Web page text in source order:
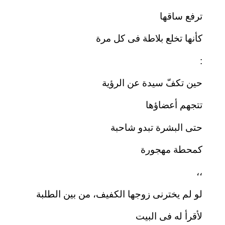
ترفع ساقها
كأنها تخلع بلاطة فى كل مرة
:
حين تكفّ سيدة عن الرؤية
تتجهم أعضاؤها
حتى البشرة تبدو شاحبة
كمحطة مهجورة
،،
لو لم يخترنى زوجها الكفيف، من بين الطلبة
لأقرأ له فى البيت